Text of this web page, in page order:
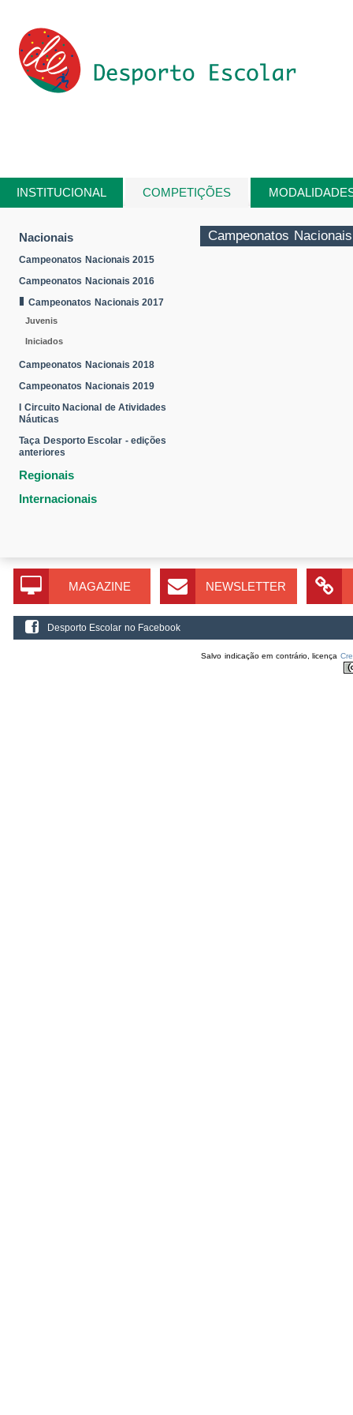
INSTITUCIONAL COMPETIÇÕES
Está aqui
Nacionais
Campeonatos Nacionais 2015
Campeonatos Nacionais 2016
Campeonatos Nacionais 2017
Juvenis
Iniciados
Campeonatos Nacionais 2018
Campeonatos Nacionais 2019
I Circuito Nacional de Atividades
Náuticas
Taça Desporto Escolar - edições
anteriores
Regionais
Internacionais
Campeonatos
MAGAZINE NEWSLETTER
Desporto Escolar no Facebook
Salvo indicação em contrário, licença